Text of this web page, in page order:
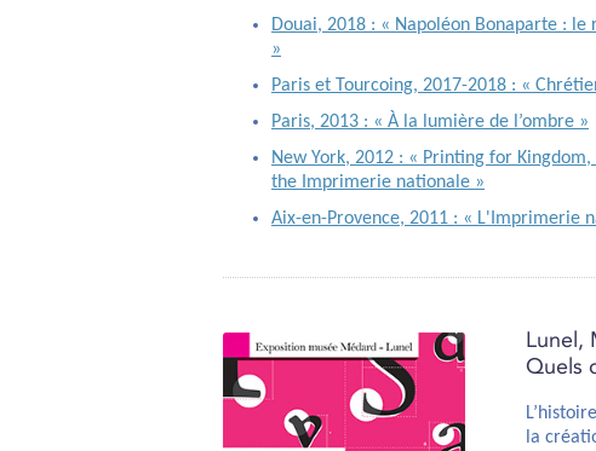
Douai, 2018 : « Napoléon Bonaparte :
»
Paris et Tourcoing, 2017-2018 : «
Paris, 2013 : « À la lumière de l’ombre »
New York, 2012 : « Printing for
the Imprimerie nationale »
Aix-en-Provence, 2011 : « L'Imprimerie
Lunel,
Quels
la